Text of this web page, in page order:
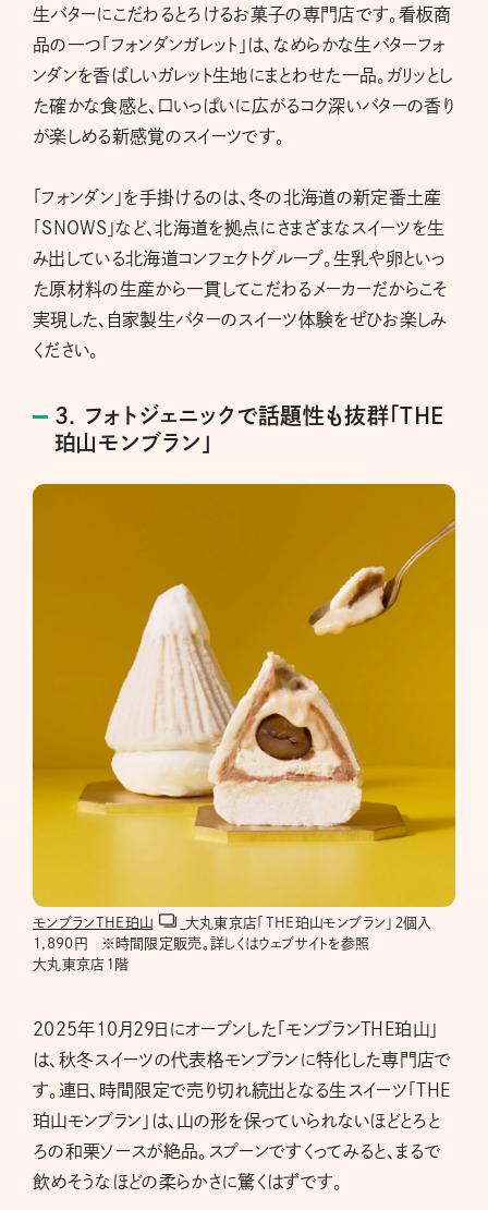
生バターにこだわるとろけるお菓子の専門店です。看板商
品の一つ「フォンダンガレット」は、なめらかな生バターフォ
ンダンを香ばしいガレット生地にまとわせた一品。ガリッとし
た確かな食感と、口いっぱいに広がるコク深いバターの香り
が楽しめる新感覚のスイーツです。
「フォンダン」を手掛けるのは、冬の北海道の新定番土産
「SNOWS」など、北海道を拠点にさまざまなスイーツを生
み出している北海道コンフェクトグループ。生乳や卵といっ
た原材料の生産から一貫してこだわるメーカーだからこそ
実現した、自家製生バターのスイーツ体験をぜひお楽しみ
ください。
3. フォトジェニックで話題性も抜群「THE
珀山モンブラン」
モンブランTHE珀山
大丸東京店「THE珀山モンブラン」２個入
1,890円 ※時間限定販売。詳しくはウェブサイトを参照
大丸東京店１階
2025年10月29日にオープンした「モンブランTHE珀山」
は、秋冬スイーツの代表格モンブランに特化した専門店で
す。連日、時間限定で売り切れ続出となる生スイーツ「THE
珀山モンブラン」は、山の形を保っていられないほどとろと
ろの和栗ソースが絶品。スプーンですくってみると、まるで
飲めそうなほどの柔らかさに驚くはずです。